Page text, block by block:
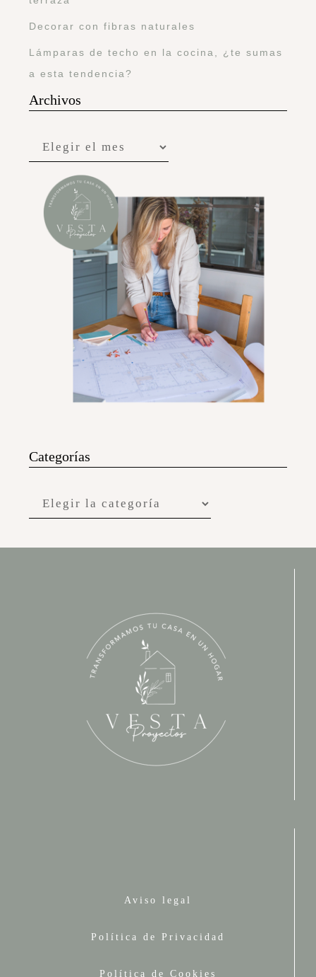
Decorar con fibras naturales
Lámparas de techo en la cocina, ¿te sumas
a esta tendencia?
Archivos
Categorías
Aviso legal
Política de Privacidad
Política de Cookies